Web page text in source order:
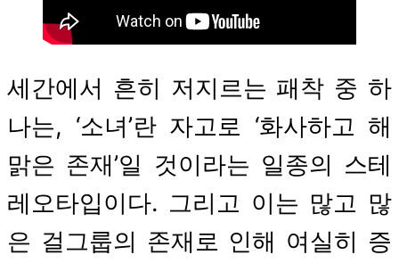
세간에서 흔히 저지르는 패착 중 하
나는, ‘소녀’란 자고로 ‘화사하고 해
맑은 존재’일 것이라는 일종의 스테
레오타입이다. 그리고 이는 많고 많
은 걸그룹의 존재로 인해 여실히 증